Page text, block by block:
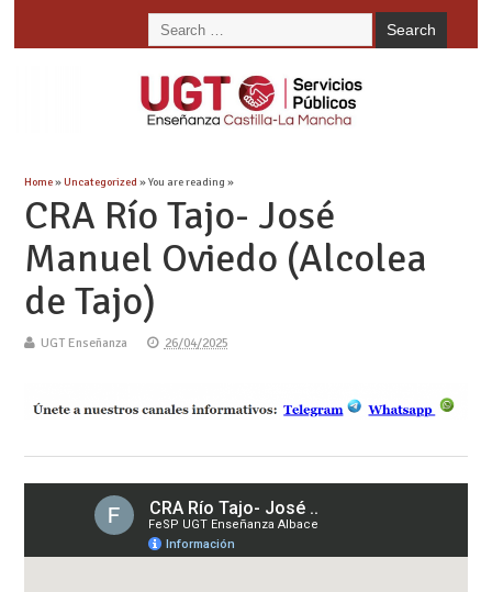
Home»Uncategorized » You are reading »
CRA Río Tajo- José
Manuel Oviedo (Alcolea
de Tajo)
UGT Enseñanza 26/04/2025